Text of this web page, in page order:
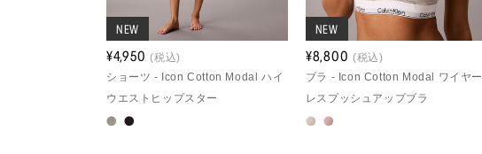
NEW
¥4,950 (税込)
ショーツ - Icon Cotton Modal ハイ
ウエストヒップスター
NEW
¥8,800 (税込)
ブラ - Icon Cotton Modal ワイヤー
レスプッシュアップブラ